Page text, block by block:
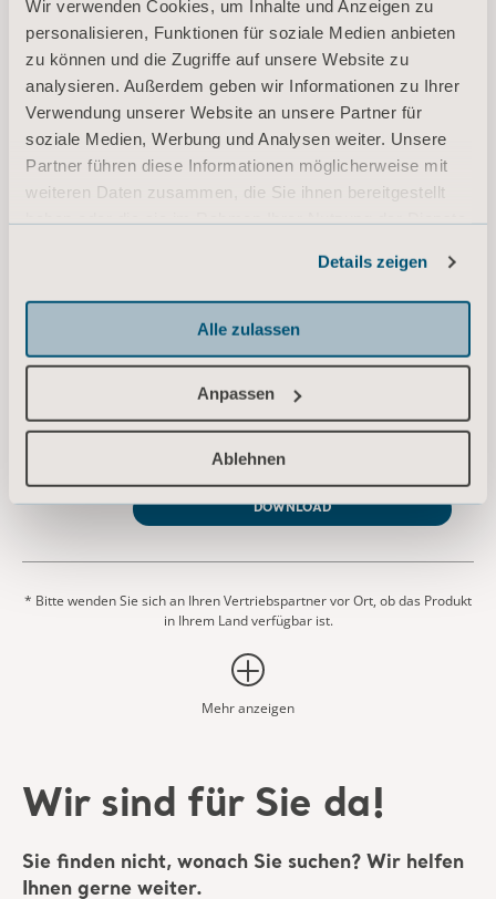
Wir verwenden Cookies, um Inhalte und Anzeigen zu
personalisieren, Funktionen für soziale Medien anbieten
zu können und die Zugriffe auf unsere Website zu
analysieren. Außerdem geben wir Informationen zu Ihrer
Verwendung unserer Website an unsere Partner für
soziale Medien, Werbung und Analysen weiter. Unsere
Partner führen diese Informationen möglicherweise mit
weiteren Daten zusammen, die Sie ihnen bereitgestellt
Details zeigen
Alle zulassen
Anpassen
Ablehnen
Sara Plus Instructions for use
Typ: Bedienungsanleitung (IFU)
DOWNLOAD
Scales (2016) Instructions for use
Typ: Bedienungsanleitung (IFU)
DOWNLOAD
* Bitte wenden Sie sich an Ihren Vertriebspartner vor Ort, ob das Produkt
in Ihrem Land verfügbar ist.
Mehr anzeigen
Wir sind für Sie da!
Sie finden nicht, wonach Sie suchen? Wir helfen
Ihnen gerne weiter.